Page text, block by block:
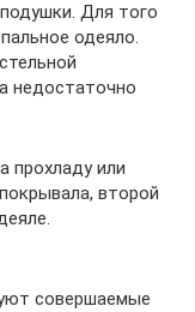
Для того
одеяло.
недостаточно
прохладу или
второй
совершаемые